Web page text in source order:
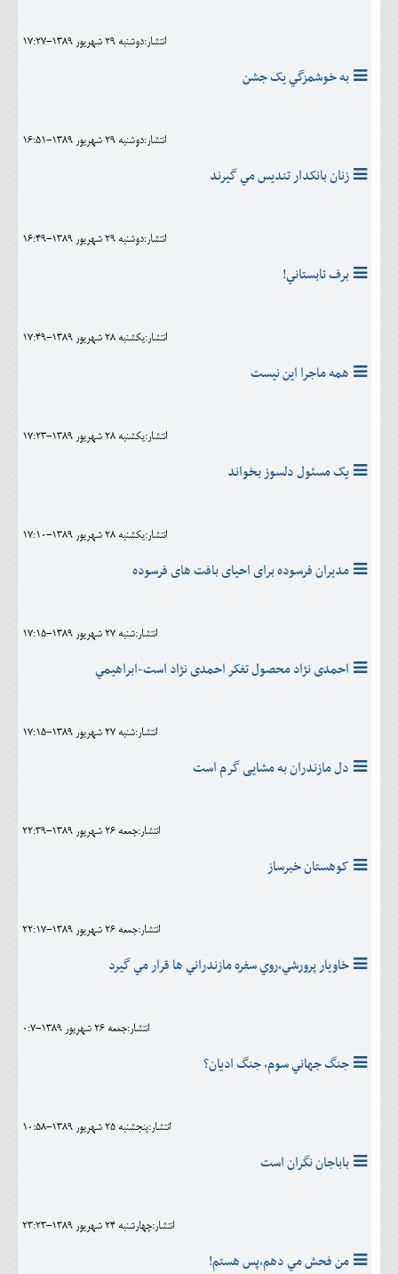
انتشار:دوشنبه 29 شهريور 1389-17:27
به خوشمزگي يک جشن
انتشار:دوشنبه 29 شهريور 1389-16:51
زنان بانکدار تنديس مي گيرند
انتشار:دوشنبه 29 شهريور 1389-16:49
برف تابستاني!
انتشار:يکشنبه 28 شهريور 1389-17:49
همه ماجرا اين نيست
انتشار:يکشنبه 28 شهريور 1389-17:23
یک مسئول دلسوز بخواند
انتشار:يکشنبه 28 شهريور 1389-17:10
مدیران فرسوده برای احیای بافت های فرسوده
انتشار:شنبه 27 شهريور 1389-17:15
احمدی نژاد محصول تفکر احمدی نژاد است-ابراهيمي
انتشار:شنبه 27 شهريور 1389-17:15
دل مازندران به مشایی گرم است
انتشار:جمعه 26 شهريور 1389-22:39
کوهستان خبرساز
انتشار:جمعه 26 شهريور 1389-22:17
خاويار پرورشي،روي سفره مازندراني ها قرار مي گيرد
انتشار:جمعه 26 شهريور 1389-0:7
جنگ جهاني سوم، جنگ ادیان؟
انتشار:پنجشنبه 25 شهريور 1389-10:58
باباجان نگران است
انتشار:چهارشنبه 24 شهريور 1389-23:23
من فحش مي دهم،پس هستم!